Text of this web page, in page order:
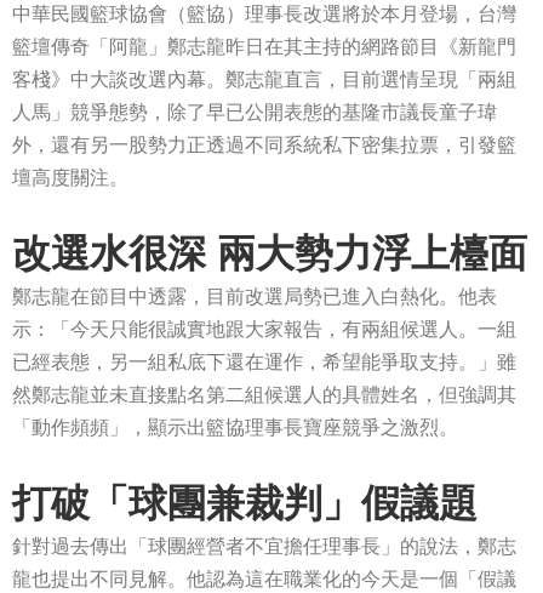
中華民國籃球協會（籃協）理事長改選將於本月登場，台灣
籃壇傳奇「阿龍」鄭志龍昨日在其主持的網路節目《新龍門
客棧》中大談改選內幕。鄭志龍直言，目前選情呈現「兩組
人馬」競爭態勢，除了早已公開表態的基隆市議長童子瑋
外，還有另一股勢力正透過不同系統私下密集拉票，引發籃
壇高度關注。
改選水很深 兩大勢力浮上檯面
鄭志龍在節目中透露，目前改選局勢已進入白熱化。他表
示：「今天只能很誠實地跟大家報告，有兩組候選人。一組
已經表態，另一組私底下還在運作，希望能爭取支持。」雖
然鄭志龍並未直接點名第二組候選人的具體姓名，但強調其
「動作頻頻」，顯示出籃協理事長寶座競爭之激烈。
打破「球團兼裁判」假議題
針對過去傳出「球團經營者不宜擔任理事長」的說法，鄭志
龍也提出不同見解。他認為這在職業化的今天是一個「假議